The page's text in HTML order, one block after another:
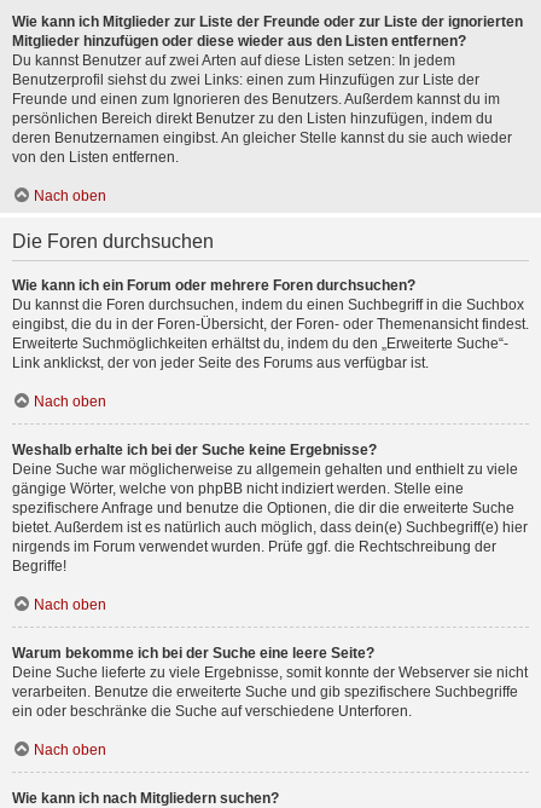
Wie kann ich Mitglieder zur Liste der Freunde oder zur Liste der ignorierten
Mitglieder hinzufügen oder diese wieder aus den Listen entfernen?
Du kannst Benutzer auf zwei Arten auf diese Listen setzen: In jedem
Benutzerprofil siehst du zwei Links: einen zum Hinzufügen zur Liste der
Freunde und einen zum Ignorieren des Benutzers. Außerdem kannst du im
persönlichen Bereich direkt Benutzer zu den Listen hinzufügen, indem du
deren Benutzernamen eingibst. An gleicher Stelle kannst du sie auch wieder
von den Listen entfernen.
Nach oben
Die Foren durchsuchen
Wie kann ich ein Forum oder mehrere Foren durchsuchen?
Du kannst die Foren durchsuchen, indem du einen Suchbegriff in die Suchbox
eingibst, die du in der Foren-Übersicht, der Foren- oder Themenansicht findest.
Erweiterte Suchmöglichkeiten erhältst du, indem du den „Erweiterte Suche“-
Link anklickst, der von jeder Seite des Forums aus verfügbar ist.
Nach oben
Weshalb erhalte ich bei der Suche keine Ergebnisse?
Deine Suche war möglicherweise zu allgemein gehalten und enthielt zu viele
gängige Wörter, welche von phpBB nicht indiziert werden. Stelle eine
spezifischere Anfrage und benutze die Optionen, die dir die erweiterte Suche
bietet. Außerdem ist es natürlich auch möglich, dass dein(e) Suchbegriff(e) hier
nirgends im Forum verwendet wurden. Prüfe ggf. die Rechtschreibung der
Begriffe!
Nach oben
Warum bekomme ich bei der Suche eine leere Seite?
Deine Suche lieferte zu viele Ergebnisse, somit konnte der Webserver sie nicht
verarbeiten. Benutze die erweiterte Suche und gib spezifischere Suchbegriffe
ein oder beschränke die Suche auf verschiedene Unterforen.
Nach oben
Wie kann ich nach Mitgliedern suchen?